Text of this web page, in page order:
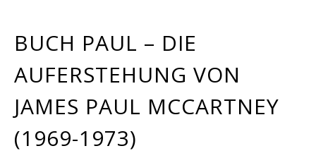
BUCH PAUL – DIE
AUFERSTEHUNG VON
JAMES PAUL MCCARTNEY
(1969-1973)